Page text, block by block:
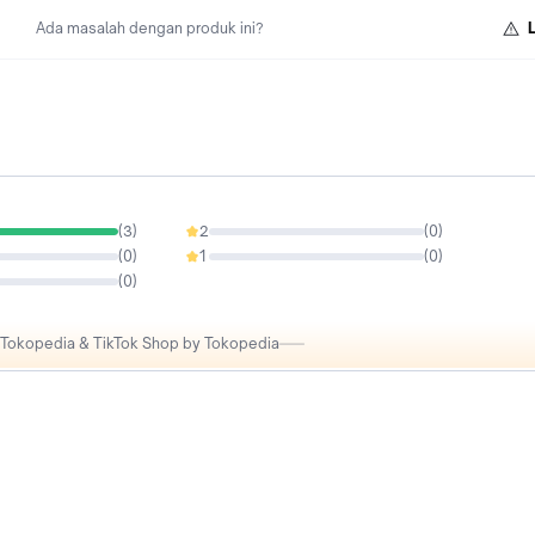
Ada masalah dengan produk ini?
(3)
(0)
(0)
2 (0)
0%
1 (0)
0%
& TikTok Shop by Tokopedia